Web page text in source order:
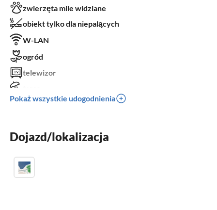
zwierzęta mile widziane
obiekt tylko dla niepalących
W-LAN
ogród
telewizor
zmywarka
miejsce parkingowe
Pokaż wszystkie udogodnienia
Dojazd/lokalizacja